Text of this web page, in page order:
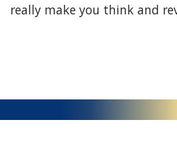
really make you think and